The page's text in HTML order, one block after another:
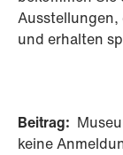
Ausstellungen,
und erhalten
Beitrag:
keine